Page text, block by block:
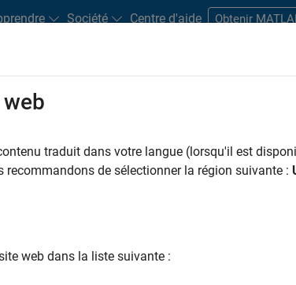
Société Centre d'aide Obtenir
Étudiants et carrières
Support avancé Infrastructure et architecture Ingénierie
traduit dans votre langue (lorsqu'il est
recommandons de sélectionner la région suivante :
web dans la liste suivante :